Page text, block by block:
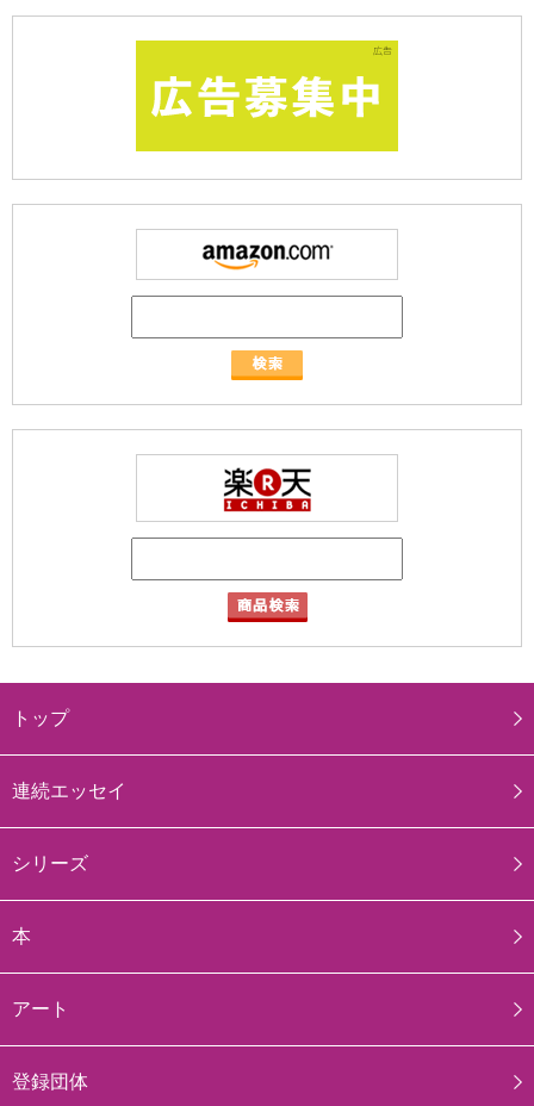
トップ
連続エッセイ
シリーズ
本
アート
登録団体